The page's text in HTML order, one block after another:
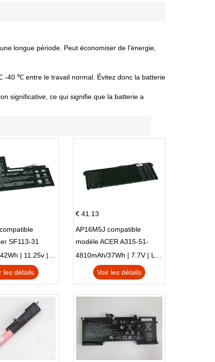
longue période. Peut économiser de l'énergie,
-40 ℃ entre le travail normal. Évitez donc la batterie
significative, ce qui signifie que la batterie a
SF113-31
les détails
€ 41.13
AP16M5J compatible
modèle ACER A315-51-
51SL N17Q1 SERIES
Voir les détails